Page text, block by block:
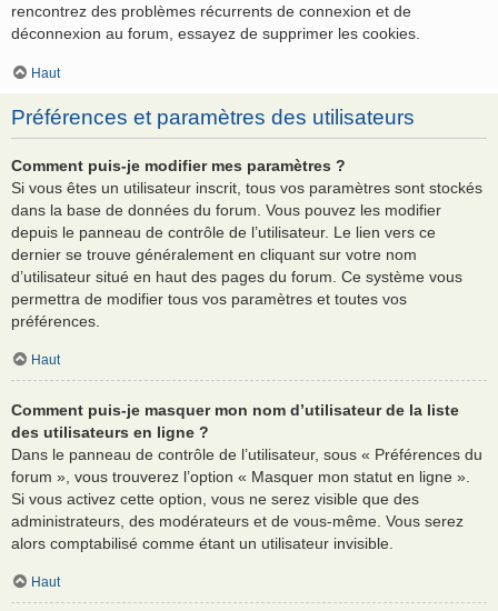
rencontrez des problèmes récurrents de connexion et de
déconnexion au forum, essayez de supprimer les cookies.
Haut
Préférences et paramètres des utilisateurs
Comment puis-je modifier mes paramètres ?
Si vous êtes un utilisateur inscrit, tous vos paramètres sont stockés
dans la base de données du forum. Vous pouvez les modifier
depuis le panneau de contrôle de l’utilisateur. Le lien vers ce
dernier se trouve généralement en cliquant sur votre nom
d’utilisateur situé en haut des pages du forum. Ce système vous
permettra de modifier tous vos paramètres et toutes vos
préférences.
Haut
Comment puis-je masquer mon nom d’utilisateur de la liste
des utilisateurs en ligne ?
Dans le panneau de contrôle de l’utilisateur, sous « Préférences du
forum », vous trouverez l’option « Masquer mon statut en ligne ».
Si vous activez cette option, vous ne serez visible que des
administrateurs, des modérateurs et de vous-même. Vous serez
alors comptabilisé comme étant un utilisateur invisible.
Haut